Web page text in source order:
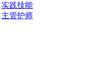
实践技能
主管护师